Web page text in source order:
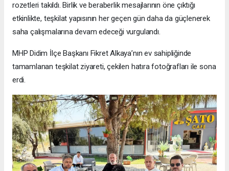
rozetleri takıldı. Birlik ve beraberlik mesajlarının öne çıktığı
etkinlikte, teşkilat yapısının her geçen gün daha da güçlenerek
saha çalışmalarına devam edeceği vurgulandı.
MHP Didim İlçe Başkanı Fikret Alkaya’nın ev sahipliğinde
tamamlanan teşkilat ziyareti, çekilen hatıra fotoğrafları ile sona
erdi.